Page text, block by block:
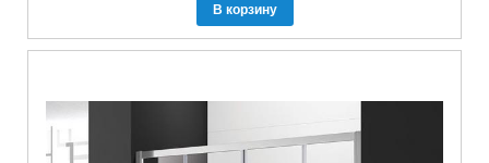
В корзину